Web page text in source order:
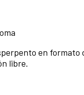
en
libre.